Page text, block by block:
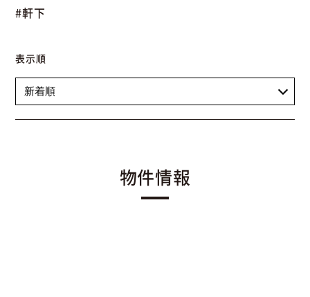
#軒下
表示順
物件情報